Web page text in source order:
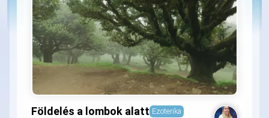
Földelés a lombok alatt Ezoterika